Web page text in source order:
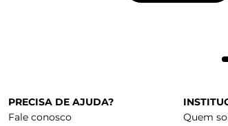
PRECISA DE AJUDA?
Fale conosco
Quem